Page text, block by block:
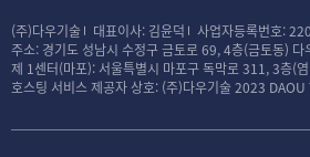
(주)다우기술 대표이사: 김윤덕 사업자등록번호:
주소: 경기도 성남시 수정구 금토로 69, 4층(금토동) 다
제 1센터(마포): 서울특별시 마포구 독막로 311, 3층(
호스팅 서비스 제공자 상호: (주)다우기술2023